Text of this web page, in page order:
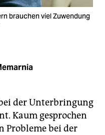
brauchen viel Zuwendung
der Unterbringung
Kaum gesprochen
Probleme bei der